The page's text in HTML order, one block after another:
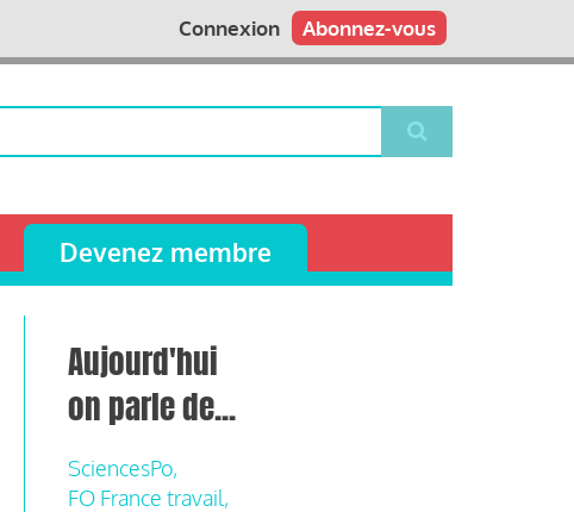
Abonnez-vous
Connexion
Devenez membre
Aujourd'hui
on parle de...
SciencesPo,
FO France travail,